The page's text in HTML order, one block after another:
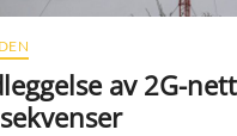
av 2G-